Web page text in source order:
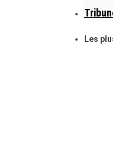
Les